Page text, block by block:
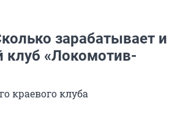
зарабатывает и
клуб «Локомотив-
краевого клуба